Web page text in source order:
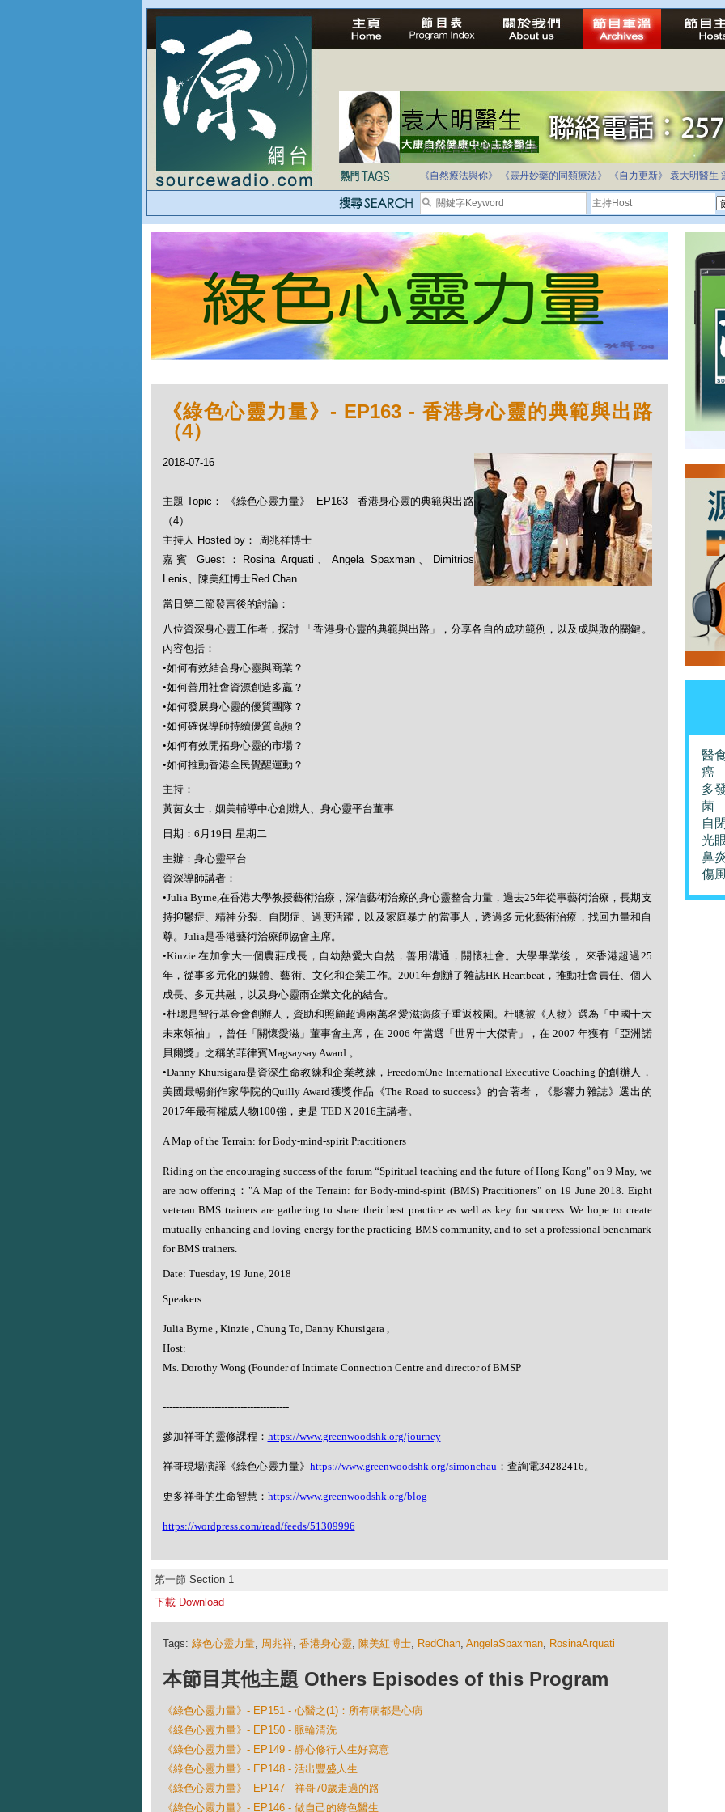
法治社會並不等同公正社會
自家教育合法化-推動多元化教育，全民學卷制
《自然療法與你》
《靈丹妙藥的同類療法》 《自力更新》 袁大明醫生
《綠色心靈力量》- EP163 - 香港身心靈的典範與出路
（4）
2018-07-16
主題 Topic： 《綠色心靈力量》- EP163 - 香港身心靈的典範與出路
（4）
主持人 Hosted by： 周兆祥博士
嘉賓 Guest：Rosina Arquati、Angela Spaxman、Dimitrios
Lenis、陳美紅博士Red Chan
當日第二節發言後的討論：
八位資深身心靈工作者，探討 「香港身心靈的典範與出路」，分享各自的成功範例，以及成與敗的關鍵。
內容包括：
•如何有效結合身心靈與商業？
•如何善用社會資源創造多贏？
•如何發展身心靈的優質團隊？
•如何確保導師持續優質高頻？
•如何有效開拓身心靈的市場？
•如何推動香港全民覺醒運動？
主持：
黃茵女士，姻美輔導中心創辦人、身心靈平台董事
日期： 6 月 19 日 星期二
主辦：身心靈平台
資深導師講者：
•Julia Byrne, 在香港大學教授藝術治療，深信藝術治療的身心靈整合力量，過去25年從事藝術治療，長期支
持抑鬱症、精神分裂、自閉症、過度活躍，以及家庭暴力的當事人，透過多元化藝術治療，找回力量和自
尊。 Julia是香港藝術治療師協會主席。
•Kinzie在加拿大一個農莊成長，自幼熱愛大自然，善用溝通，關懷社會。大學畢業後， 來香港超過25
年，從事多元化的媒體、藝術、文化和企業工作。 2001 年創辦了雜誌HK Heartbeat ，推動社會責任、個人
成長、多元共融，以及身心靈雨企業文化的結合。
•杜聰是智行基金會創辦人，資助和照顧超過兩萬名愛滋病孩子重返校園。杜聰被《人物》選為「中國十大
未來領袖」，曾任「關懷愛滋」董事會主席，在 2006 年當選「世界十大傑青」，在2007年獲有「亞洲諾
貝爾獎」之稱的菲律賓Magsaysay Award 。
•Danny Khursigara是資深生命教練和企業教練，FreedomOne International Executive Coaching 的創辦人，
美國最暢銷作家學院的Quilly Award獲獎作品《The Road to success》的合著者，《影響力雜誌》選出的
2017年最有權威人物100強，更是 TED X 2016主講者。
A Map of the Terrain: for Body-mind-spirit Practitioners
Riding on the encouraging success of the forum “Spiritual teaching and the future of Hong Kong" on 9 May, we
are now offering ："A Map of the Terrain: for Body-mind-spirit (BMS) Practitioners" on 19 June 2018. Eight
veteran BMS trainers are gathering to share their best practice as well as key for success. We hope to create
mutually enhancing and loving energy for the practicing BMS community, and to set a professional benchmark
for BMS trainers.
Date: Tuesday, 19 June, 2018
Speakers:
Julia Byrne , Kinzie , Chung To, Danny Khursigara ,
Host:
Ms. Dorothy Wong (Founder of Intimate Connection Centre and director of BMSP
---------------------------------------
參加祥哥的靈修課程： https://www.greenwoodshk.org/journey
祥哥現場演譯《綠色心靈力量》 https://www.greenwoodshk.org/simonchau ；查詢電34282416 。
更多祥哥的生命智慧： https://www.greenwoodshk.org/blog
https://wordpress.com/read/feeds/51309996
第一節 Section 1
下載 Download
Tags: 綠色心靈力量, 周兆祥, 香港身心靈, 陳美紅博士, RedChan, AngelaSpaxman, RosinaArquati
本節目其他主題 Others Episodes of this Program
《綠色心靈力量》- EP151 - 心醫之(1)：所有病都是心病
《綠色心靈力量》- EP150 - 脈輪清洗
《綠色心靈力量》- EP149 - 靜心修行人生好寫意
《綠色心靈力量》- EP148 - 活出豐盛人生
《綠色心靈力量》- EP147 - 祥哥70歲走過的路
《綠色心靈力量》- EP146 - 做自己的綠色醫生
醫
癌
多
菌
自
光
鼻
傷